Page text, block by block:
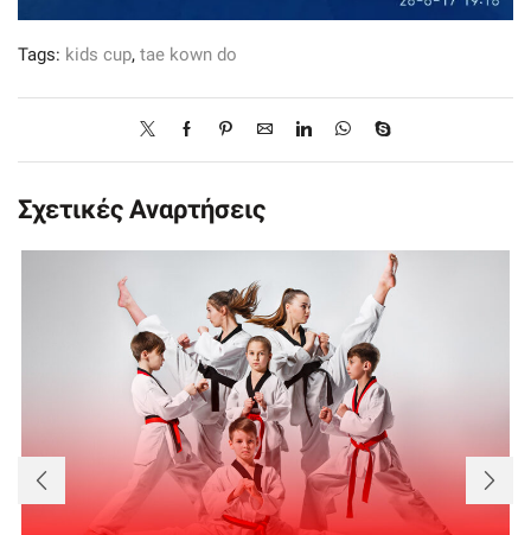
Tags: kids cup, tae kown do
Σχετικές Αναρτήσεις